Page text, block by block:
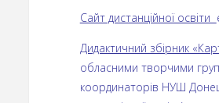
Сайт дистанційної освіти
Дидактичний збірник
обласними творчими
координаторів НУШ